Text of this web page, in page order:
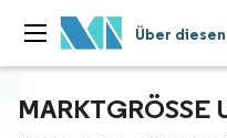
Über
MARKTGRÖSSE